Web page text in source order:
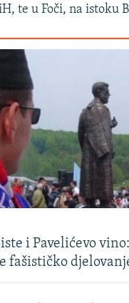
te u Foči, na istoku
i Pavelićevo
fašističko